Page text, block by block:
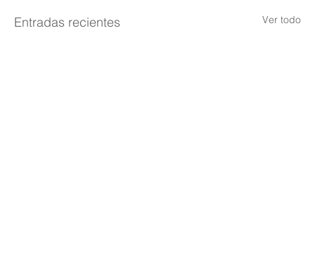
Entradas recientes Ver todo